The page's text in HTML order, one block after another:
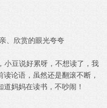
、欣赏的眼光夸夸
小豆说好累呀，不想读了，我
论语，虽然还是翻滚不断，
妈妈在读书，不吵闹！